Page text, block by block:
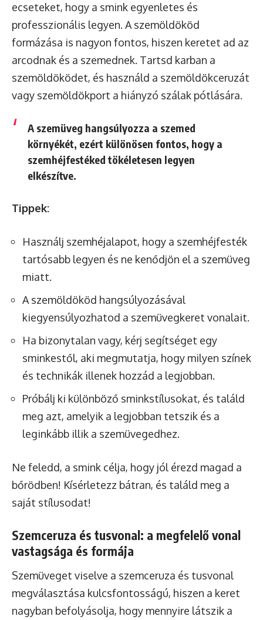
ecseteket, hogy a smink egyenletes és
professzionális legyen. A szemöldököd
formázása is nagyon fontos, hiszen keretet ad az
arcodnak és a szemednek. Tartsd karban a
szemöldöködet, és használd a szemöldökceruzát
vagy szemöldökport a hiányzó szálak pótlására.
A szemüveg hangsúlyozza a szemed
környékét, ezért különösen fontos, hogy a
szemhéjfestéked tökéletesen legyen
elkészítve.
Tippek:
Használj szemhéjalapot, hogy a szemhéjfesték
tartósabb legyen és ne kenődjön el a szemüveg
miatt.
A szemöldököd hangsúlyozásával
kiegyensúlyozhatod a szemüvegkeret vonalait.
Ha bizonytalan vagy, kérj segítséget egy
sminkestől, aki megmutatja, hogy milyen színek
és technikák illenek hozzád a legjobban.
Próbálj ki különböző sminkstílusokat, és találd
meg azt, amelyik a legjobban tetszik és a
leginkább illik a szemüvegedhez.
Ne feledd, a smink célja, hogy jól érezd magad a
bőrödben! Kísérletezz bátran, és találd meg a
saját stílusodat!
Szemceruza és tusvonal: a megfelelő vonal
vastagsága és formája
Szemüveget viselve a szemceruza és tusvonal
megválasztása kulcsfontosságú, hiszen a keret
nagyban befolyásolja, hogy mennyire látszik a